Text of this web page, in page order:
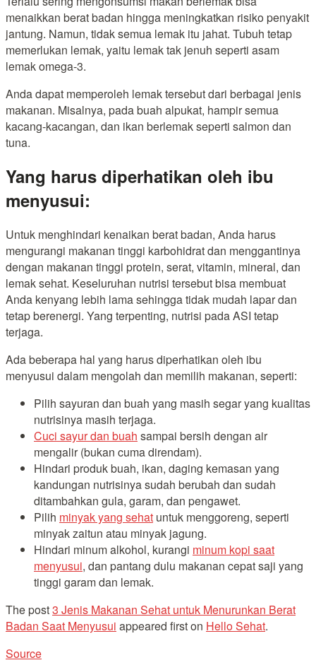
menaikkan berat badan hingga meningkatkan risiko penyakit
jantung. Namun, tidak semua lemak itu jahat. Tubuh tetap
memerlukan lemak, yaitu lemak tak jenuh seperti asam
lemak omega-3.
Anda dapat memperoleh lemak tersebut dari berbagai jenis
makanan. Misalnya, pada buah alpukat, hampir semua
kacang-kacangan, dan ikan berlemak seperti salmon dan
tuna.
Yang harus diperhatikan oleh ibu
menyusui:
Untuk menghindari kenaikan berat badan, Anda harus
mengurangi makanan tinggi karbohidrat dan menggantinya
dengan makanan tinggi protein, serat, vitamin, mineral, dan
lemak sehat. Keseluruhan nutrisi tersebut bisa membuat
Anda kenyang lebih lama sehingga tidak mudah lapar dan
tetap berenergi. Yang terpenting, nutrisi pada ASI tetap
terjaga.
Ada beberapa hal yang harus diperhatikan oleh ibu
menyusui dalam mengolah dan memilih makanan, seperti:
Pilih sayuran dan buah yang masih segar yang kualitas
nutrisinya masih terjaga.
Cuci sayur dan buah sampai bersih dengan air
mengalir (bukan cuma direndam).
Hindari produk buah, ikan, daging kemasan yang
kandungan nutrisinya sudah berubah dan sudah
ditambahkan gula, garam, dan pengawet.
Pilih minyak yang sehat untuk menggoreng, seperti
minyak zaitun atau minyak jagung.
Hindari minum alkohol, kurangi minum kopi saat
menyusui, dan pantang dulu makanan cepat saji yang
tinggi garam dan lemak.
The post3 Jenis Makanan Sehat untuk Menurunkan Berat
Badan Saat Menyusui appeared first on Hello Sehat.
Source